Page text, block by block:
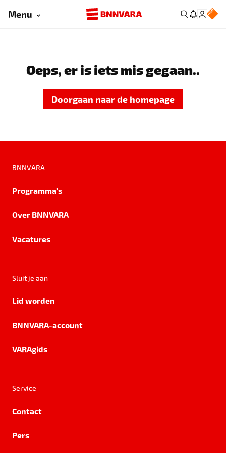
Menu
Oeps, er is iets mis gegaan..
Doorgaan naar de homepage
BNNVARA
Programma's
Over BNNVARA
Vacatures
Sluit je aan
Lid worden
BNNVARA-account
VARAgids
Service
Contact
Pers